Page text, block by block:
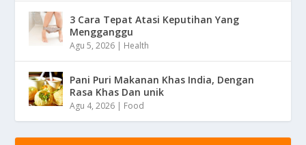
3 Cara Tepat Atasi Keputihan Yang
Mengganggu
Agu 5, 2026 | Health
Pani Puri Makanan Khas India, Dengan
Rasa Khas Dan unik
Agu 4, 2026 | Food